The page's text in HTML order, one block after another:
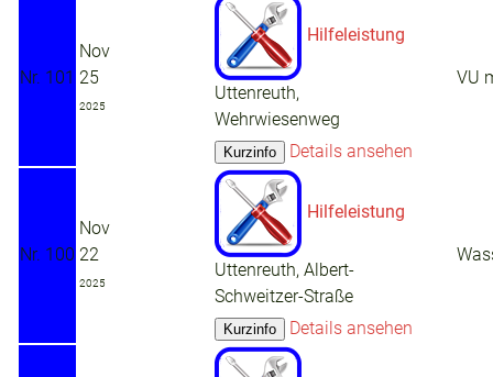
Nr. 101
Nov
25
2025
Hilfeleistung
Uttenreuth,
Wehrwiesenweg
Details ansehen
VU
Nr. 100
Nov
22
2025
Hilfeleistung
Uttenreuth, Albert-
Schweitzer-Straße
Details ansehen